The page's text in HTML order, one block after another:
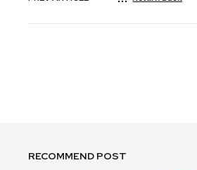
RECOMMEND POST